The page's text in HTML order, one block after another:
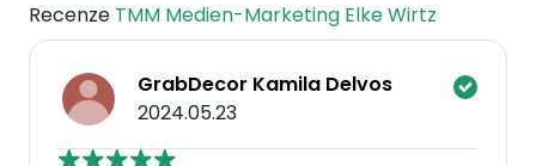
Recenze TMM Medien-Marketing Elke Wirtz
GrabDecor Kamila Delvos
2024.05.23